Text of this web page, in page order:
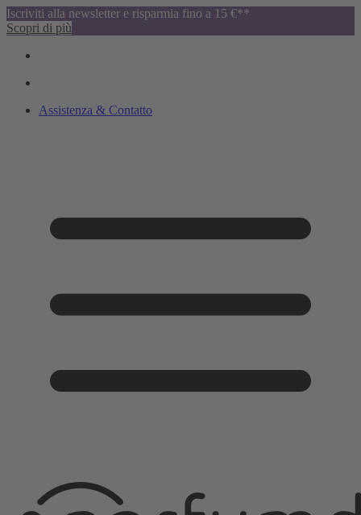
Iscriviti alla newsletter e risparmia fino a 15 €**
Scopri di più
Assistenza & Contatto